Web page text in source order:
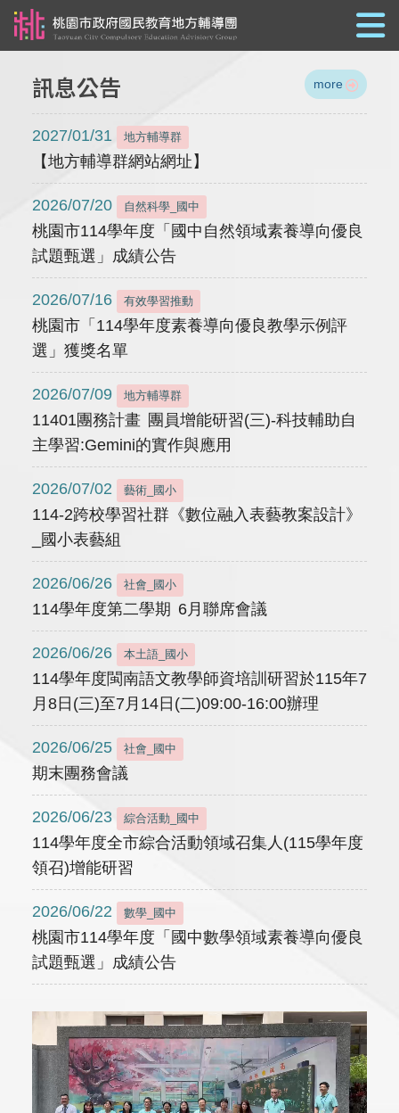
訊息公告 more
2027/01/31 地方輔導群
【地方輔導群網站網址】
2026/07/20 自然科學_國中
桃園市114學年度「國中自然領域素養導向優良
試題甄選」成績公告
2026/07/16 有效學習推動
桃園市「114學年度素養導向優良教學示例評
選」獲獎名單
2026/07/09 地方輔導群
11401團務計畫 團員增能研習(三)-科技輔助自
主學習:Gemini的實作與應用
2026/07/02 藝術_國小
114-2跨校學習社群《數位融入表藝教案設計》
_國小表藝組
2026/06/26 社會_國小
114學年度第二學期 6月聯席會議
2026/06/26 本土語_國小
114學年度閩南語文教學師資培訓研習於115年7
月8日(三)至7月14日(二)09:00-16:00辦理
2026/06/25 社會_國中
期末團務會議
2026/06/23 綜合活動_國中
114學年度全市綜合活動領域召集人(115學年度
領召)增能研習
2026/06/22 數學_國中
桃園市114學年度「國中數學領域素養導向優良
試題甄選」成績公告